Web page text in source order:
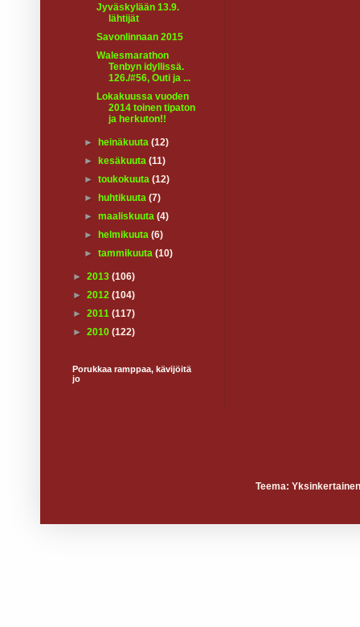
Jyväskylään 13.9.
lähtijät
Savonlinnaan 2015
Walesmarathon
Tenbyn idyllissä.
126./#56, Outi ja ...
Lokakuussa vuoden
2014 toinen tipaton
ja herkuton!!
► heinäkuuta(12)
►
kesäkuuta(11)
►toukokuuta(12)
►
huhtikuuta(7)
►maaliskuuta(4)
►
helmikuuta(6)
►tammikuuta(10)
► 2013 (106)
► 2012 (104)
► 2011 (117)
► 2010 (122)
Porukkaa ramppaa, kävijöitä
jo
Teema: